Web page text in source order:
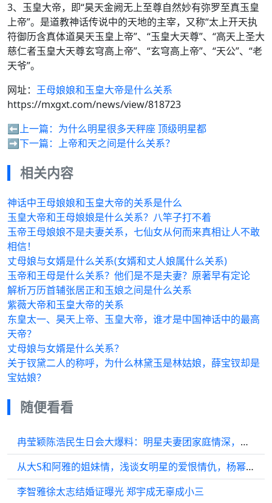
3、玉皇大帝，即“昊天金阙无上至尊自然妙有弥罗至真玉皇
上帝”。是道教神话传说中的天地的主宰，又称“太上开天执
符御历含真体道昊天玉皇上帝”、“玉皇大天尊”、“高天上圣大
慈仁者玉皇大天尊玄穹高上帝”、“玄穹高上帝”、“天公”、“老
天爷”。
网址： 王母娘娘和玉皇大帝是什么关系
https://mxgxt.com/news/view/818723
⬅️上一篇： 为什么明星很多天秤座 顶级明星都
➡️下一篇： 上帝和天之间是什么关系？
相关内容
神话中王母娘娘和玉皇大帝的关系是什么
玉皇大帝和王母娘娘是什么关系？八竿子打不着
玉帝王母娘娘不是夫妻关系，七仙女从何而来真相让人不敢
相信！
丈母娘与女婿是什么关系(女婿和丈人娘属什么关系)
玉帝和王母是什么关系？他们是不是夫妻？原著早有定论
解析万历首辅张居正和玉娘之间是什么关系
紫薇大帝和玉皇大帝的关系
东皇太一、昊天上帝、玉皇大帝，谁才是中国神话中的最高
天帝？
丈母娘与女婿是什么关系？
关于钗黛二人的称呼，为什么林黛玉是林姑娘，薛宝钗却是
宝姑娘？
随便看看
冉莹颖陈浩民生日会大爆料：明星夫妻团家庭情深，晓明哥爱子如命
从大S和阿雅的姐妹情，浅谈女明星的爱恨情仇，杨幂唐嫣最可惜
李智雅徐太志结婚证曝光 郑宇成无辜成小三